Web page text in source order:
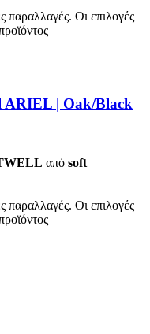
παραλλαγές. Οι επιλογές
ARIEL | Oak/Black
από soft
παραλλαγές. Οι επιλογές